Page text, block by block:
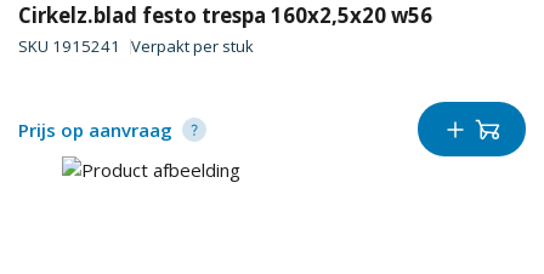
Cirkelz.blad festo trespa 160x2,5x20 w56
SKU 1915241 Verpakt per stuk
Prijs op aanvraag